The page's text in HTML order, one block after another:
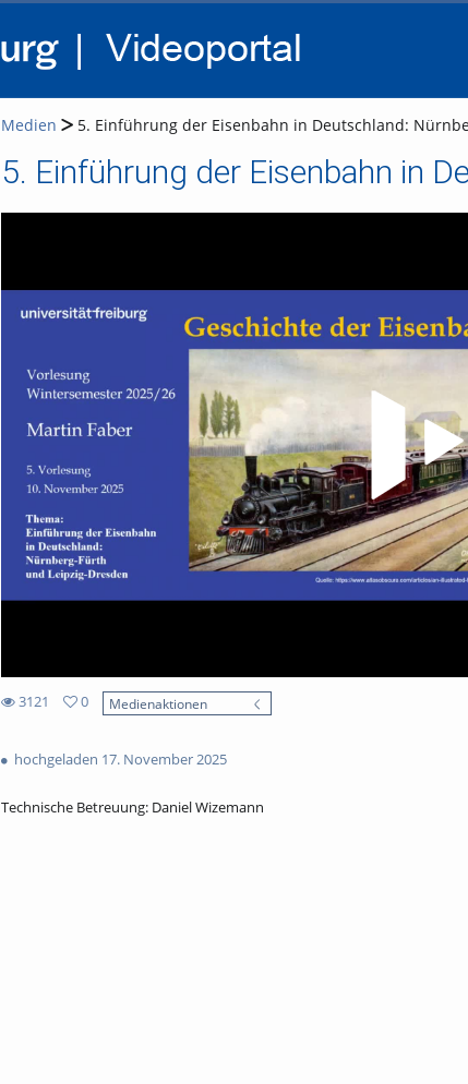
Medien 5. Einführung der Eisenbahn in Deutschland:
5. Einführung der Eisenbahn in
3121
views
0
Medienaktionen
hochgeladen 17. November 2025
Technische Betreuung: Daniel Wizemann